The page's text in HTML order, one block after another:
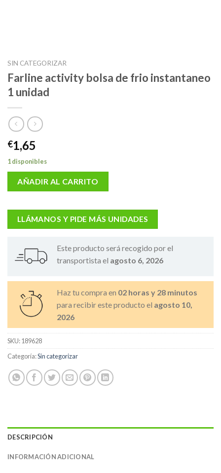
SIN CATEGORIZAR
Farline activity bolsa de frio instantaneo
1 unidad
€1,65
1 disponibles
AÑADIR AL CARRITO
LLÁMANOS Y PIDE MÁS UNIDADES
Este producto será recogido por el
transportista el agosto 6, 2026
Haz tu compra en 02 horas y 28 minutos
para recibir este producto el agosto 10,
2026
SKU:189628
Categoría:Sin categorizar
DESCRIPCIÓN
INFORMACIÓN ADICIONAL